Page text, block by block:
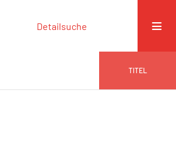
Detailsuche
TITEL